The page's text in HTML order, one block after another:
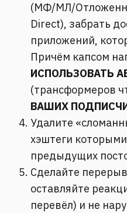
(МФ/МЛ/
Direct), забрать
приложений,
Причём капсом
ИСПОЛЬЗОВАТЬ
(трансформеров
ВАШИХ
Удалите
хэштеги
предыдущих
Сделайте
оставляйте
перевёл) и не